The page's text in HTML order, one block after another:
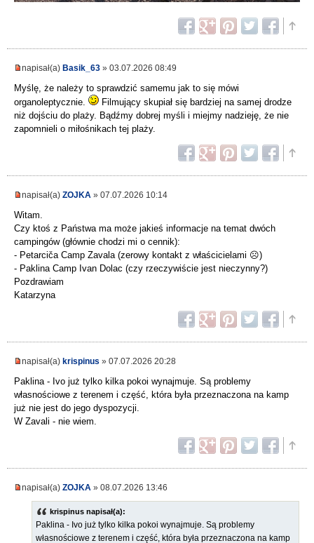
napisał(a) Basik_63 » 03.07.2026 08:49
Myślę, że należy to sprawdzić samemu jak to się mówi
organoleptycznie.
Filmujący skupiał się bardziej na samej drodze
niż dojściu do plaży. Bądźmy dobrej myśli i miejmy nadzieję, że nie
zapomnieli o miłośnikach tej plaży.
napisał(a) ZOJKA » 07.07.2026 10:14
Witam.
Czy ktoś z Państwa ma może jakieś informacje na temat dwóch
campingów (głównie chodzi mi o cennik):
- Petarciča Camp Zavala (zerowy kontakt z właścicielami ☹️)
- Paklina Camp Ivan Dolac (czy rzeczywiście jest nieczynny?)
Pozdrawiam
Katarzyna
napisał(a) krispinus » 07.07.2026 20:28
Paklina - Ivo już tylko kilka pokoi wynajmuje. Są problemy
własnościowe z terenem i część, która była przeznaczona na kamp
już nie jest do jego dyspozycji.
W Zavali - nie wiem.
napisał(a) ZOJKA » 08.07.2026 13:46
krispinus napisał(a):
Paklina - Ivo już tylko kilka pokoi wynajmuje. Są problemy
własnościowe z terenem i część, która była przeznaczona na kamp